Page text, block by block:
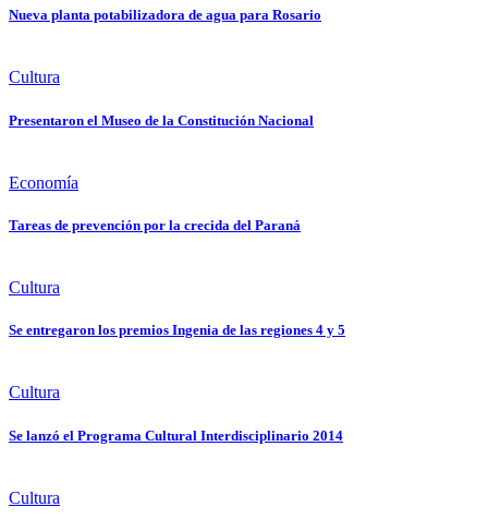
Nueva planta potabilizadora de agua para Rosario
Cultura
Presentaron el Museo de la Constitución Nacional
Economía
Tareas de prevención por la crecida del Paraná
Cultura
Se entregaron los premios Ingenia de las regiones 4 y 5
Cultura
Se lanzó el Programa Cultural Interdisciplinario 2014
Cultura